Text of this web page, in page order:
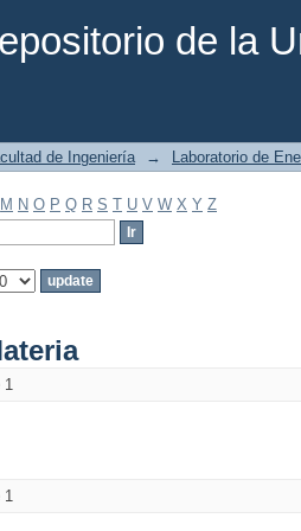
de la
de Ingeniería → Laboratorio de
M N O P Q R S T U V W X Y Z
1
1